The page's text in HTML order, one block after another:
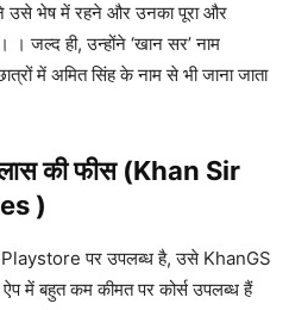
उसे भेष में रहने और उनका पूरा और
जल्द ही, उन्होंने ‘खान सर’ नाम
में अमित सिंह के नाम से भी जाना जाता
की फीस (Khan Sir
)
पर उपलब्ध है, उसे KhanGS
में बहुत कम कीमत पर कोर्स उपलब्ध हैं